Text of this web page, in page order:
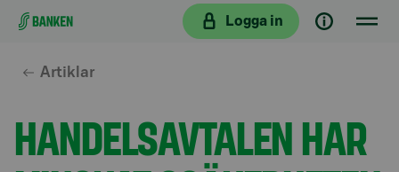
Gå direkt till innehållet
Logga in
Artiklar
HANDELSAVTALEN HAR